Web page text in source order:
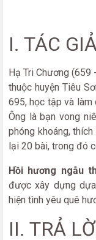
I. TÁC
Hạ Tri Chương (659
thuộc huyện Tiêu
695, học tập và làm
Ông là bạn vong
phóng khoáng,
lại 20 bài, trong đó
Hồi hương ngẫu
được xây dựng
hiện tình yêu quê
II. TRẢ